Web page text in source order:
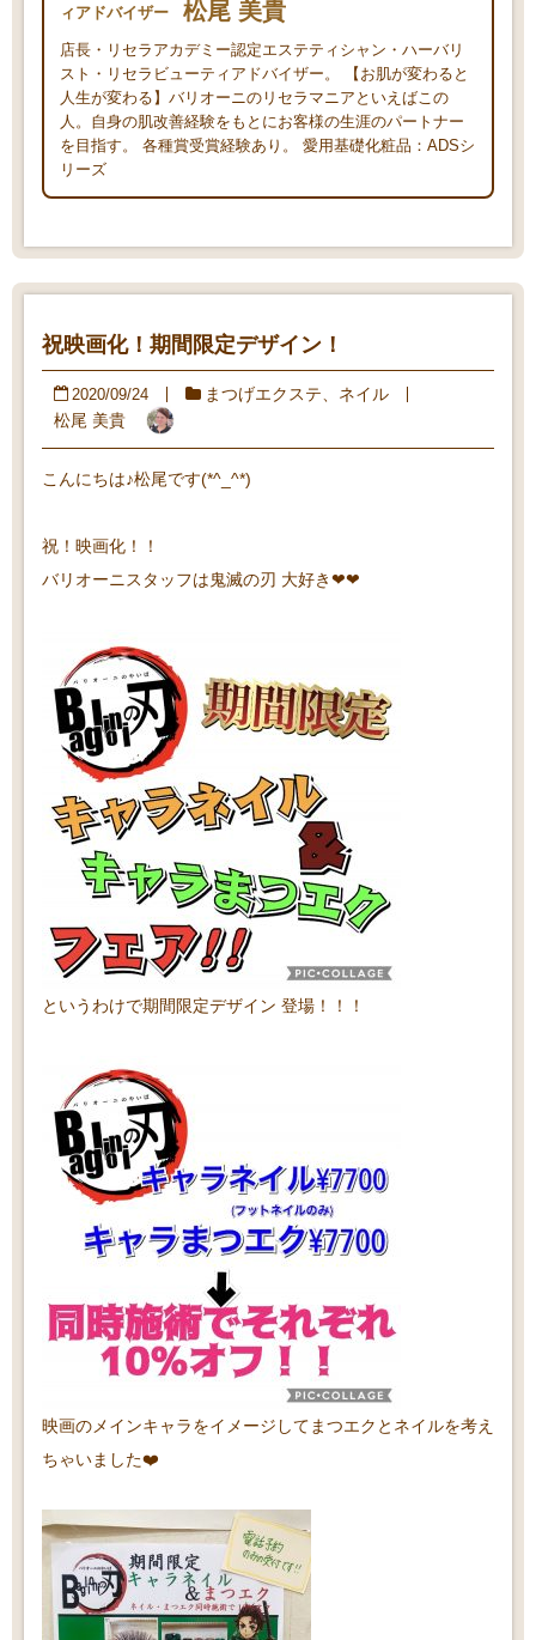
ィアドバイザー 松尾 美貴
店長・リセラアカデミー認定エステティシャン・ハーバリ
スト・リセラビューティアドバイザー。 【お肌が変わると
人生が変わる】バリオーニのリセラマニアといえばこの
人。自身の肌改善経験をもとにお客様の生涯のパートナー
を目指す。 各種賞受賞経験あり。 愛用基礎化粧品：ADSシ
リーズ
祝映画化！期間限定デザイン！
2020/09/24 まつげエクステ、 ネイル
松尾 美貴
こんにちは♪松尾です(*^_^*)
祝！映画化！！
バリオーニスタッフは鬼滅の刃 大好き❤❤
というわけで期間限定デザイン 登場！！！
映画のメインキャラをイメージしてまつエクとネイルを考え
ちゃいました❤️